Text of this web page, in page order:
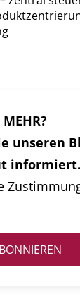
MEHR?
unseren
informiert.